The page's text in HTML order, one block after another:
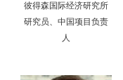
彼得森国际经济研究所
研究员、中国项目负责
人